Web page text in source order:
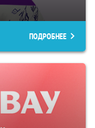
ПОДРОБНЕЕ